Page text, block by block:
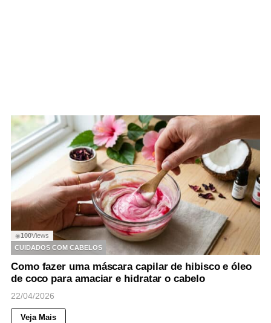
◉100Views
CUIDADOS COM CABELOS
Como fazer uma máscara capilar de hibisco e óleo
de coco para amaciar e hidratar o cabelo
22/04/2026
Veja Mais